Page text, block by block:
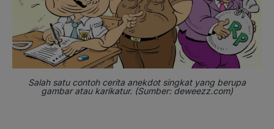
Salah satu contoh cerita anekdot singkat yang berupa
gambar atau karikatur. (Sumber: deweezz.com)